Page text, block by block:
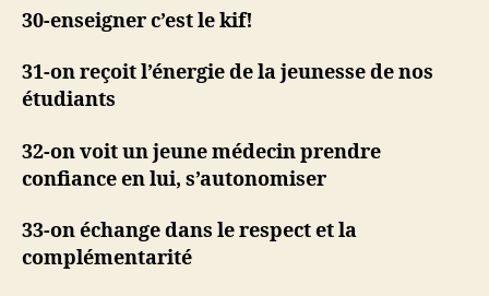
30-enseigner c’est le kif!
31-on reçoit l’énergie de la jeunesse de nos
étudiants
32-on voit un jeune médecin prendre
confiance en lui, s’autonomiser
33-on échange dans le respect et la
complémentarité